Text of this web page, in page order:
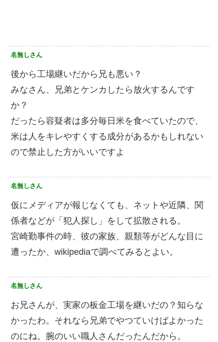
名無しさん
後から工場継いだから兄も悪い？
みなさん、兄弟とケンカしたら放火するんです
か？
だったら容疑者は多分毎日米を食べていたので、
米は人をキレやすくする成分があるかもしれない
ので禁止した方がいいですよ
名無しさん
仮にメディアが報じなくても、ネットや近隣、関
係者などが「犯人探し」をして拡散される。
宮崎勤事件の時、彼の家族、親類等がどんな目に
遭ったか、wikipediaで調べてみるとよい。
名無しさん
お兄さんが、実家の板金工場を継いだの？知らな
かったわ。それなら兄弟でやつていけばよかった
のにね。腕のいい職人さんだったんだから。